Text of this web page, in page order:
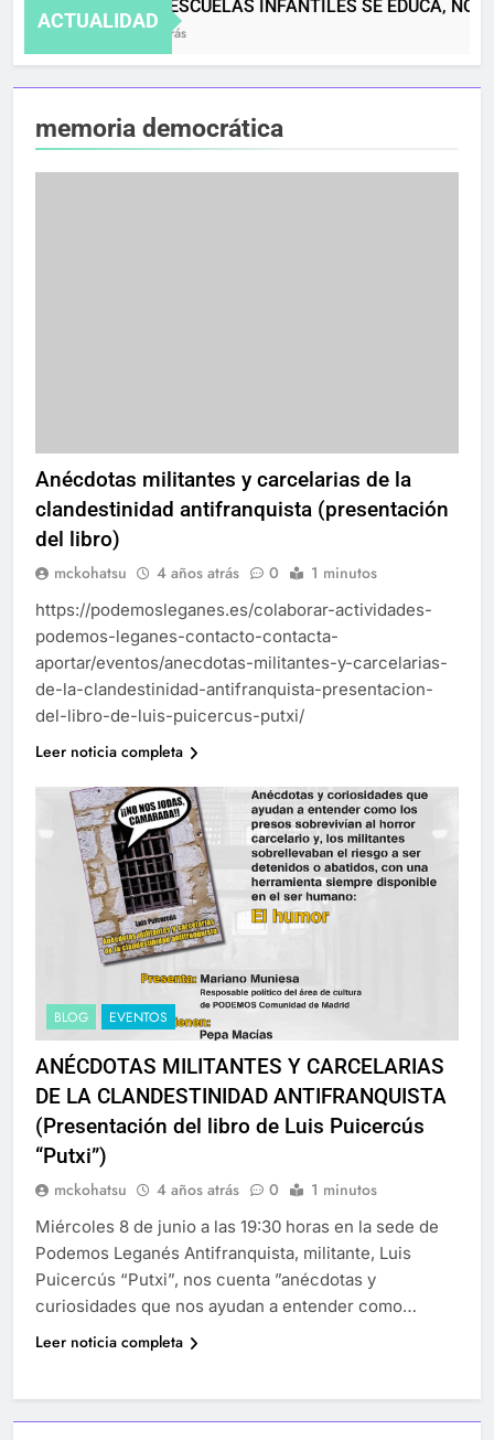
ACTUALIDAD
EN LAS ESCUELAS INFANTILES SE EDUCA, NO
4 Meses Atrás
memoria democrática
Anécdotas militantes y carcelarias de la
clandestinidad antifranquista (presentación
del libro)
mckohatsu 4 años atrás 0 1 minutos
https://podemosleganes.es/colaborar-actividades-
podemos-leganes-contacto-contacta-
aportar/eventos/anecdotas-militantes-y-carcelarias-
de-la-clandestinidad-antifranquista-presentacion-
del-libro-de-luis-puicercus-putxi/
Leer noticia completa
BLOG EVENTOS
ANÉCDOTAS MILITANTES Y CARCELARIAS
DE LA CLANDESTINIDAD ANTIFRANQUISTA
(Presentación del libro de Luis Puicercús
“Putxi”)
mckohatsu 4 años atrás 0 1 minutos
Miércoles 8 de junio a las 19:30 horas en la sede de
Podemos Leganés Antifranquista, militante, Luis
Puicercús “Putxi”, nos cuenta ”anécdotas y
curiosidades que nos ayudan a entender como…
Leer noticia completa